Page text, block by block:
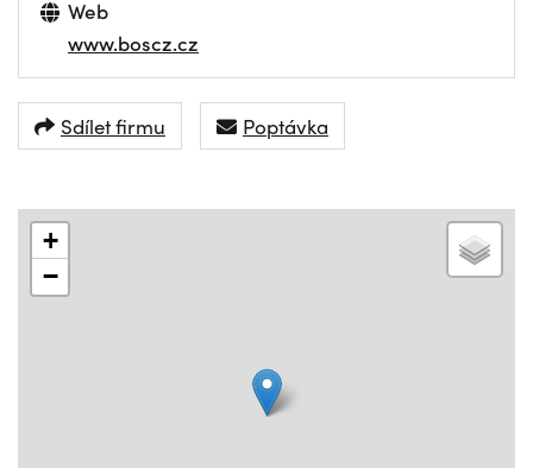
Web
www.boscz.cz
Sdílet firmu Poptávka
+
−